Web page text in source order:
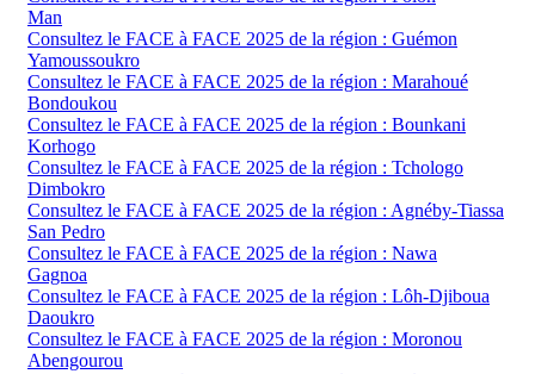
Man
Consultez le FACE à FACE 2025 de la région : Guémon
Yamoussoukro
Consultez le FACE à FACE 2025 de la région : Marahoué
Bondoukou
Consultez le FACE à FACE 2025 de la région : Bounkani
Korhogo
Consultez le FACE à FACE 2025 de la région : Tchologo
Dimbokro
Consultez le FACE à FACE 2025 de la région : Agnéby-Tiassa
San Pedro
Consultez le FACE à FACE 2025 de la région : Nawa
Gagnoa
Consultez le FACE à FACE 2025 de la région : Lôh-Djiboua
Daoukro
Consultez le FACE à FACE 2025 de la région : Moronou
Abengourou